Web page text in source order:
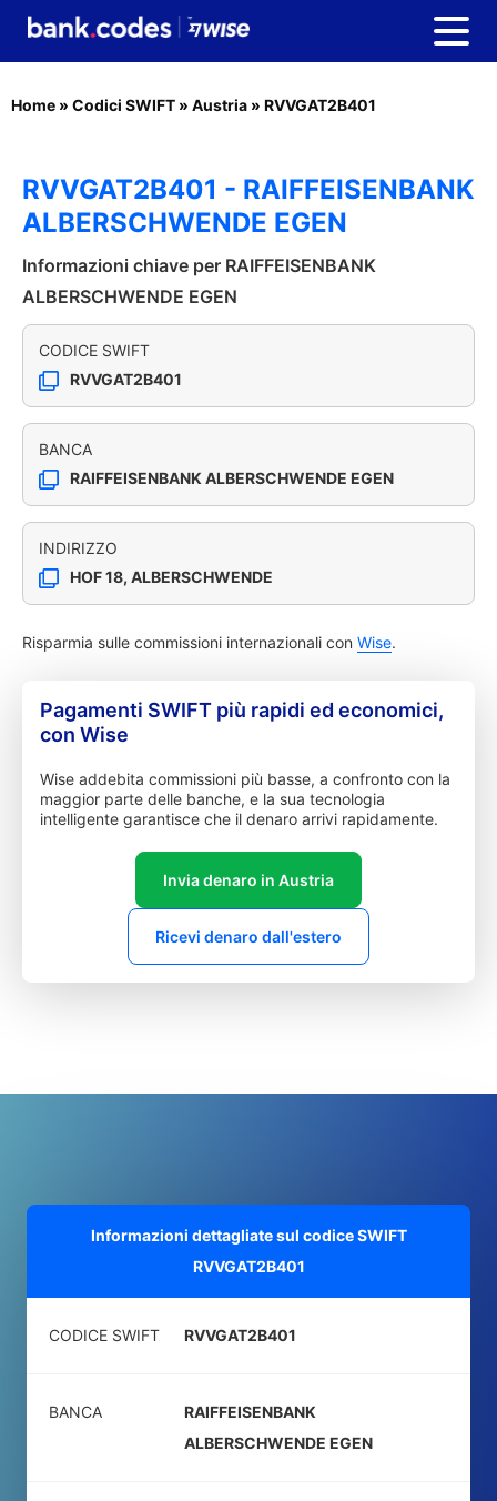
Home » Codici SWIFT » Austria » RVVGAT2B401
RVVGAT2B401 - RAIFFEISENBANK
ALBERSCHWENDE EGEN
Informazioni chiave per RAIFFEISENBANK
ALBERSCHWENDE EGEN
CODICE SWIFT
RVVGAT2B401
BANCA
RAIFFEISENBANK ALBERSCHWENDE EGEN
INDIRIZZO
HOF 18, ALBERSCHWENDE
Risparmia sulle commissioni internazionali con Wise.
Pagamenti SWIFT più rapidi ed economici,
con Wise
Wise addebita commissioni più basse, a confronto con la
maggior parte delle banche, e la sua tecnologia
intelligente garantisce che il denaro arrivi rapidamente.
Invia denaro in Austria
Ricevi denaro dall'estero
Informazioni dettagliate sul codice SWIFT
RVVGAT2B401
CODICE SWIFT RVVGAT2B401
BANCA
RAIFFEISENBANK
ALBERSCHWENDE EGEN